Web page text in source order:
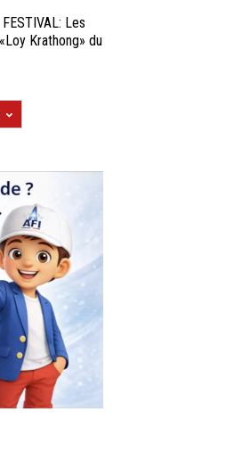
Les
Krathong» du